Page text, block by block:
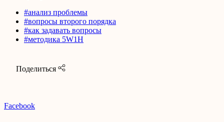
#анализ проблемы
#вопросы второго порядка
#как задавать вопросы
#методика 5W1H
Поделиться
Facebook